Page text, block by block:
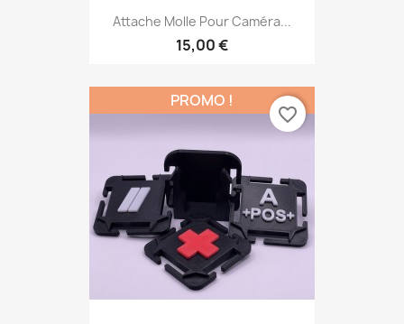
Attache Molle Pour Caméra...
15,00 €
PROMO !
favorite_border